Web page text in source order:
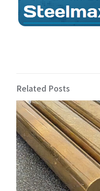
Related Posts